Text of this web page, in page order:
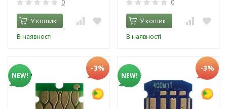
0
У кошик
В наявності
0
У кошик
В наявності
NEW!
-3%
NEW!
-3%